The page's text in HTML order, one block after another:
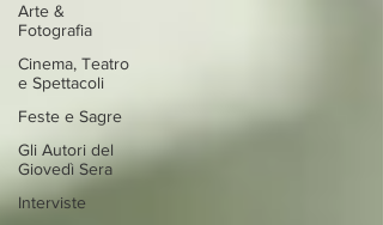
Arte &
Fotografia
Cinema, Teatro
e Spettacoli
Feste e Sagre
Gli Autori del
Giovedì Sera
Interviste